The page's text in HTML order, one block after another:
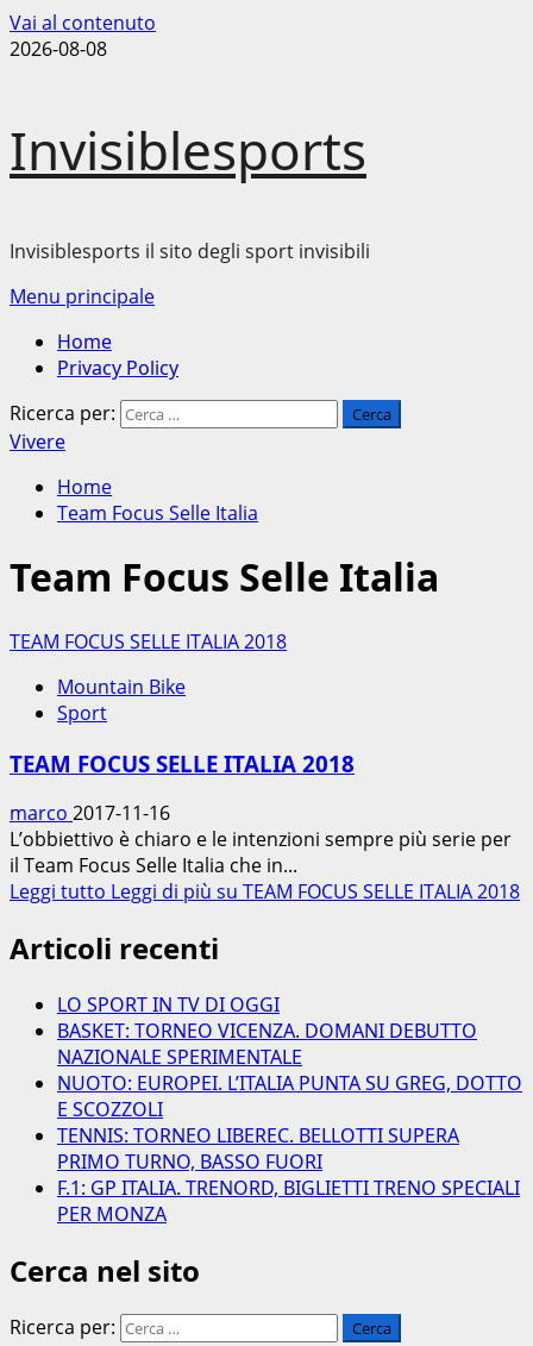
Vai al contenuto
2026-08-08
Invisiblesports
Invisiblesports il sito degli sport invisibili
Menu principale
Home
Privacy Policy
Ricerca per:
Vivere
Home
Team Focus Selle Italia
Team Focus Selle Italia
TEAM FOCUS SELLE ITALIA 2018
Mountain Bike
Sport
TEAM FOCUS SELLE ITALIA 2018
marco 2017-11-16
L’obbiettivo è chiaro e le intenzioni sempre più serie per
il Team Focus Selle Italia che in...
Leggi tutto Leggi di più su TEAM FOCUS SELLE ITALIA 2018
Articoli recenti
LO SPORT IN TV DI OGGI
BASKET: TORNEO VICENZA. DOMANI DEBUTTO
NAZIONALE SPERIMENTALE
NUOTO: EUROPEI. L’ITALIA PUNTA SU GREG, DOTTO
E SCOZZOLI
TENNIS: TORNEO LIBEREC. BELLOTTI SUPERA
PRIMO TURNO, BASSO FUORI
F.1: GP ITALIA. TRENORD, BIGLIETTI TRENO SPECIALI
PER MONZA
Cerca nel sito
Ricerca per: